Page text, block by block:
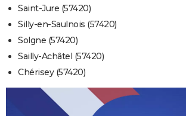
Saint-Jure (57420)
Silly-en-Saulnois (57420)
Solgne (57420)
Sailly-Achâtel (57420)
Chérisey (57420)